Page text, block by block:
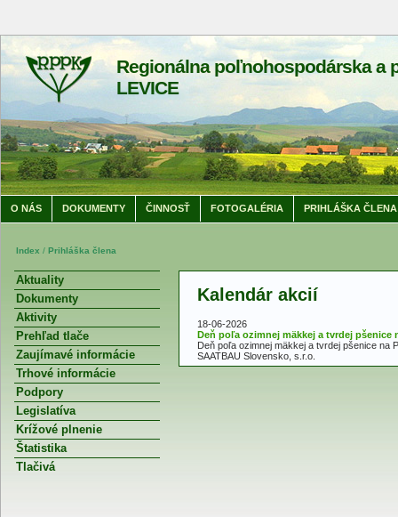
Regionálna poľnohospodárska a
LEVICE
O NÁS DOKUMENTY ČINNOSŤ FOTOGALÉRIA PRIHLÁŠKA ČLENA
Index / Prihláška člena
Aktuality
Dokumenty
Aktivity
Prehľad tlače
Zaujímavé informácie
Trhové informácie
Podpory
Legislatíva
Krížové plnenie
Štatistika
Tlačivá
Kalendár akcií
18-06-2026
Deň poľa ozimnej mäkkej a tvrdej pšenice
Deň poľa ozimnej mäkkej a tvrdej pšenice na
SAATBAU Slovensko, s.r.o.